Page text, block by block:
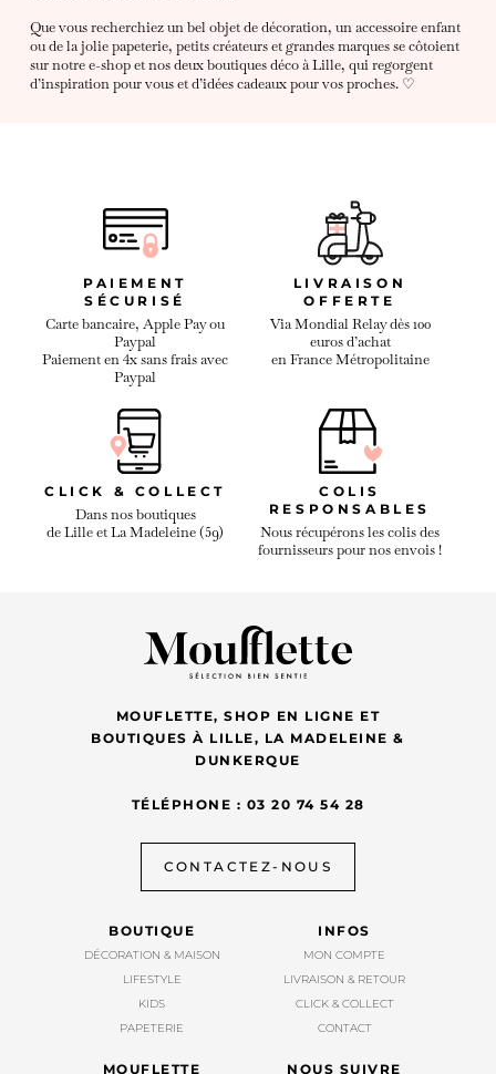
Que vous recherchiez un bel objet de décoration, un accessoire enfant
ou de la jolie papeterie, petits créateurs et grandes marques se côtoient
sur notre e-shop et nos deux boutiques déco à Lille, qui regorgent
d’inspiration pour vous et d’idées cadeaux pour vos proches. ♡
PAIEMENT
SÉCURISÉ
Carte bancaire, Apple Pay ou
Paypal
Paiement en 4x sans frais avec
Paypal
LIVRAISON
OFFERTE
Via Mondial Relay dès 100
euros d’achat
en France Métropolitaine
CLICK & COLLECT
Dans nos boutiques
de Lille et La Madeleine (59)
COLIS
RESPONSABLES
Nous récupérons les colis des
fournisseurs pour nos envois !
MOUFLETTE, SHOP EN LIGNE ET
BOUTIQUES À LILLE, LA MADELEINE &
DUNKERQUE
TÉLÉPHONE : 03 20 74 54 28
CONTACTEZ-NOUS
BOUTIQUE
DÉCORATION & MAISON
LIFESTYLE
KIDS
PAPETERIE
INFOS
MON COMPTE
LIVRAISON & RETOUR
CLICK & COLLECT
CONTACT
MOUFLETTE NOUS SUIVRE